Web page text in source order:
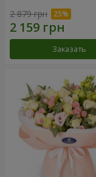
2 879 грн
Заказать